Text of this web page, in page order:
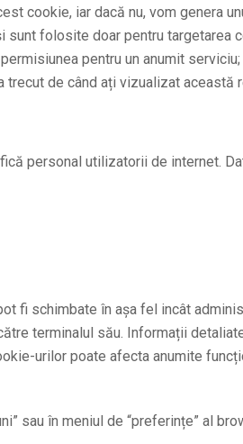
cookie, iar dacă nu, vom genera
folosite doar pentru targetarea
pentru un anumit serviciu;
de când ați vizualizat această
personal utilizatorii de internet.
fi schimbate în așa fel incât
terminalul său. Informații
urilor poate afecta anumite
sau în meniul de “preferințe” al